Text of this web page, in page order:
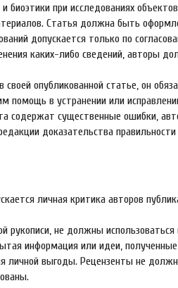
биоэтики при исследованиях
Статья должна быть
допускается только по
каких-либо сведений, авторы
опубликованной статье, он
в устранении или
содержат существенные ошибки,
доказательства правильности
личная критика авторов
рукописи, не должны использоваться
информация или идеи,
личной выгоды. Рецензенты не